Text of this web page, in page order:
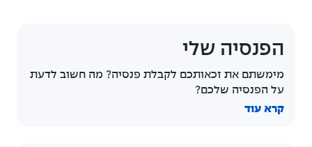
הפנסיה שלי
מימשתם את זכאותכם לקבלת פנסיה? מה חשוב לדעת
על הפנסיה שלכם?
קרא עוד